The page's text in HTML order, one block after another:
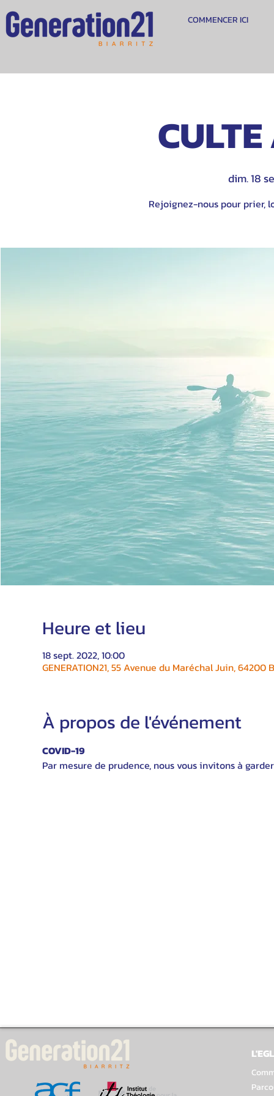
COMMENCER ICI
dim. 18
Rejoignez-nous pour prier,
Heure et lieu
18 sept. 2022, 10:00
GENERATION21, 55 Avenue du Maréchal Juin, 64200
À propos de l'événement
COVID-19
Par mesure de prudence, nous vous invitons à